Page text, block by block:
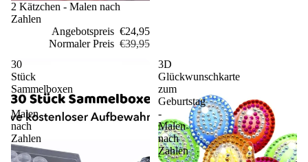
Sale
2 Kätzchen - Malen nach
Zahlen
Angebotspreis €24,95
Normaler Preis €39,95
30
Stück
Sammelboxen
-
Malen
nach
Zahlen
3D
Glückwunschkarte
zum
Geburtstag
-
Malen
nach
Zahlen